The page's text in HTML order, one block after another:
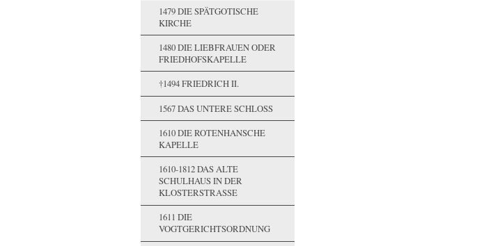
1479 DIE SPÄTGOTISCHE
KIRCHE
1480 DIE LIEBFRAUEN ODER
FRIEDHOFSKAPELLE
†1494 FRIEDRICH II.
1567 DAS UNTERE SCHLOSS
1610 DIE ROTENHANSCHE
KAPELLE
1610-1812 DAS ALTE
SCHULHAUS IN DER
KLOSTERSTRASSE
1611 DIE
VOGTGERICHTSORDNUNG